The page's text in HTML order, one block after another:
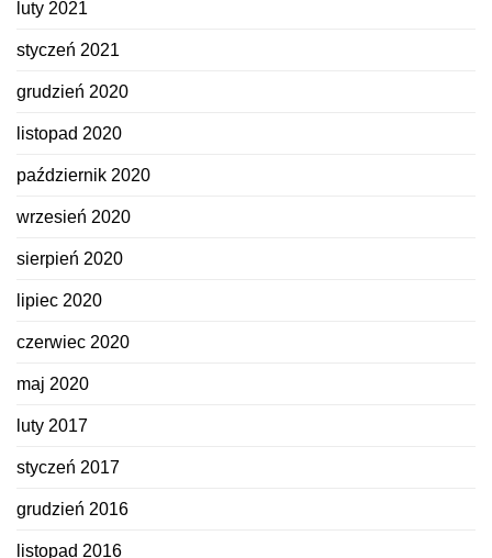
luty 2021
styczeń 2021
grudzień 2020
listopad 2020
październik 2020
wrzesień 2020
sierpień 2020
lipiec 2020
czerwiec 2020
maj 2020
luty 2017
styczeń 2017
grudzień 2016
listopad 2016